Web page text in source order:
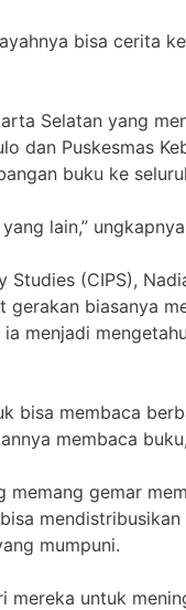
bisa cerita
Selatan yang
dan Puskesmas
buku ke
lain,” ungkapnya
(CIPS),
biasanya
menjadi
bisa membaca
membaca
memang gemar
mumpuni.
mereka untuk